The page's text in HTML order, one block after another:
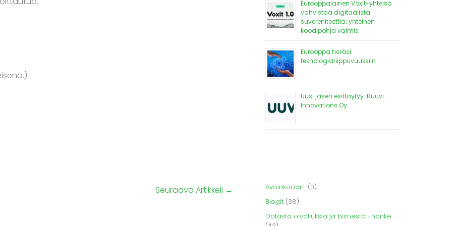
Seuraava Artikkeli →
Eurooppalainen Voxit-yhteisö
vahvistaa digitaalista
suvereniteettia: yhteinen
koodipohja valmis
Eurooppa heräsi
teknologiariippuvuuksiin
Uusi jäsen esittäytyy: Ruuvi
Innovations Oy
Avoinkoodi.fi (3)
Blogit (38)
Datasta oivalluksia ja bisnestä -hanke